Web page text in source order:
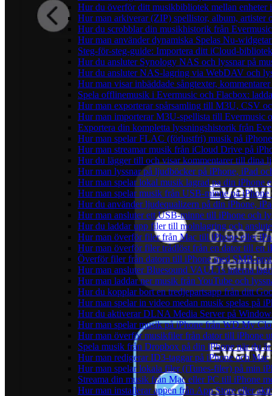
Hur du överför ditt musikbibliotek mellan enheter
Hur man arkiverar (ZIP) spellistor, album, artister
Hur du scrobblar din musikhistorik från
Hur man använder dynamiska Spelas Nu-
Steg-för-steg-guide: Importera ditt iCloud-
Hur du ansluter Synology NAS och lyssnar på
Hur du ansluter NAS-lagring via WebDAV och
Hur man visar inbäddade sångtexter,
Spela offlinemusik i Evermusic och Flacbox:
Hur man exporterar spårsamling till M3U, CSV
Hur man importerar M3U-spellista till Evermusic
Exportera din kompletta lyssningshistorik från
Hur man spelar FLAC (förlustfri) musik på iPhone
Hur man streamar musik från iCloud Drive på
Hur du lägger till och visar kommentarer till dina
Hur man lyssnar på ljudböcker på iPhone, iPad
Hur man spelar lokal musik lagrad pa din iPhone
Hur man spelar musik från USB-minne på
Hur du använder ljudequalizern på din iPhone,
Hur man ansluter ett USB-minne till iPhone och
Hur du laddar upp filer till molnlagring och
Hur man överför filer från Mac till iPhone eller
Hur man överför filer trådlöst från en dator till en
Överför filer från datorn till iPhone med SMB-
Hur man ansluter Bluesound VAULTs interna
Hur man laddar ner musik från YouTube och
Hur du kopplar bort en tredjepartsapp från ditt
Hur man spelar in video medan musik spelas på
Hur du aktiverar DLNA Media Server på
Hur man spelar musik på iPhone från WD My
Hur man överför musikfiler från dator till iPhone
Spela musik från Dropbox på din iPhone när du
Hur man redigerar ID3-taggar på iPhone och Mac
Hur man spelar lokala filer (iTunes-filer) på min
Streama din musik från Mac eller PC till iPhone
Hur man installerar appen från App Store eller